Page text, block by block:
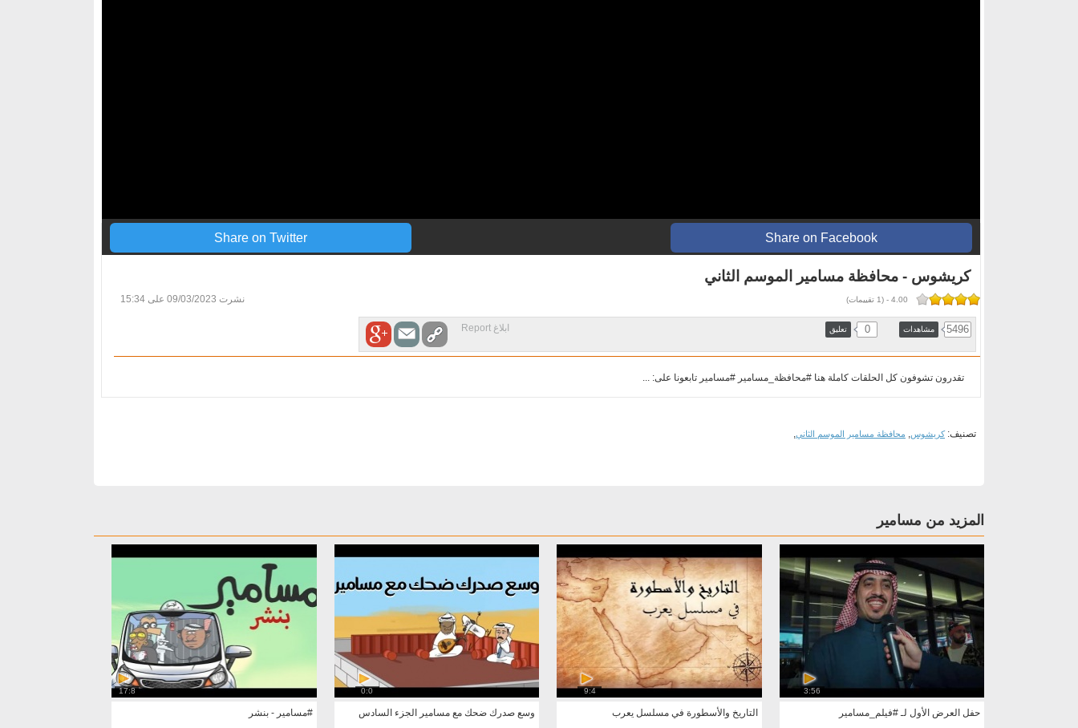
Share on Facebook
Share on Twitter
كريشوس - محافظة مسامير الموسم الثاني
4.00
-
(
1 تقييمات) نشرت 09/03/2023 على 15:34
5496 مشاهدات 0 تعليق ابلاغ Report
تقدرون تشوفون كل الحلقات كاملة هنا #محافظة_مسامير #مسامير تابعونا على: ...
تصنيف:كريشوس, محافظة مسامير الموسم الثاني,
المزيد من مسامير
3:56
حفل العرض الأول لـ #فيلم_مسامير
9:4
التاريخ والأسطورة في مسلسل يعرب
0:0
وسع صدرك ضحك مع مسامير الجزء السادس
17:8
#مسامير - بنشر